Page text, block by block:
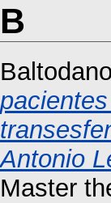
B
Antonio
Master